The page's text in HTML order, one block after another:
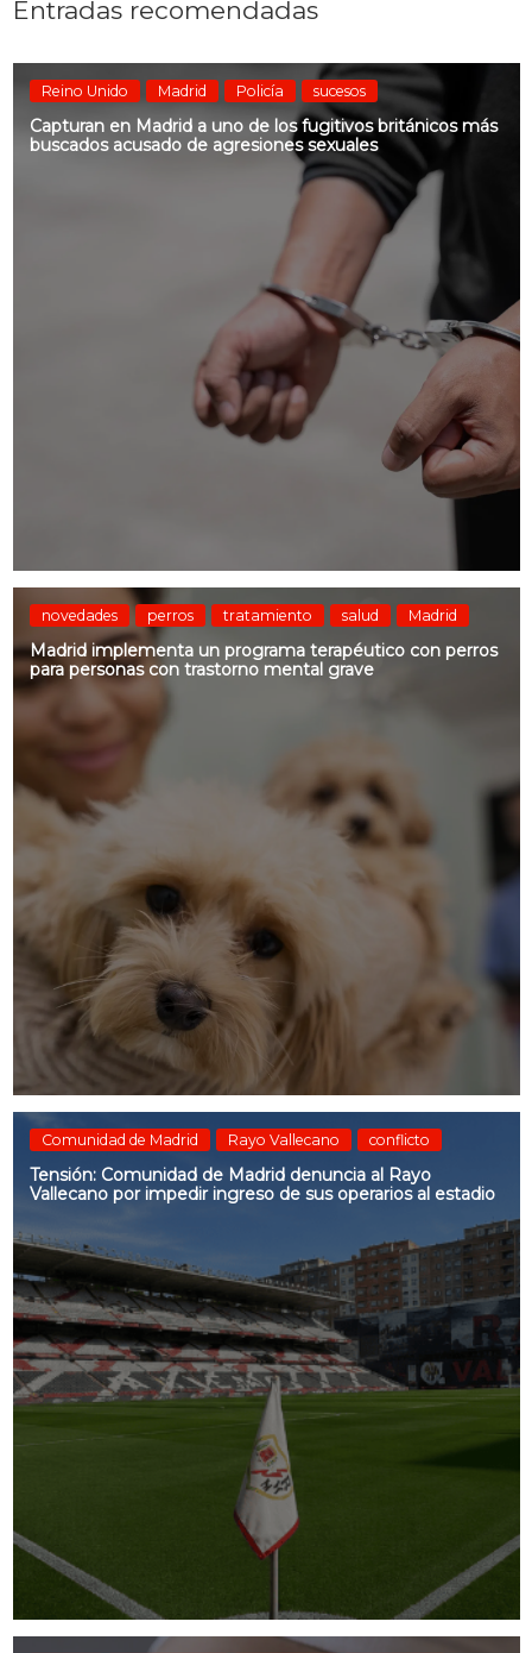
Entradas recomendadas
Reino Unido Madrid Policía sucesos
Capturan en Madrid a uno de los fugitivos británicos más
buscados acusado de agresiones sexuales
novedades perros tratamiento salud Madrid
Madrid implementa un programa terapéutico con perros
para personas con trastorno mental grave
Comunidad de Madrid Rayo Vallecano conflicto
Tensión: Comunidad de Madrid denuncia al Rayo
Vallecano por impedir ingreso de sus operarios al estadio